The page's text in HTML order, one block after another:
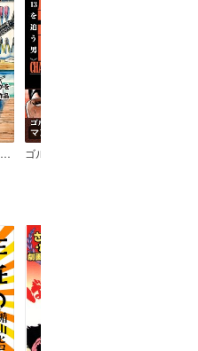
ゴルゴ13スピンオフシリーズ 1 銃器職人・デイブ
マンガ｜巻
ゴルゴ13 CHARACTERS